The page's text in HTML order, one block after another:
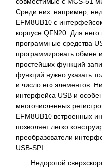
Среди них, например,
EFM8UB10 с
корпусе QFN20. Для
программные средства
программировать
простейших функций
функций нужно указать
и число его элементов.
интерфейса USB и
многочисленных
EFM8UB10 встроенных
позволяет легко
преобразователи
USB-SPI.
Недорогой